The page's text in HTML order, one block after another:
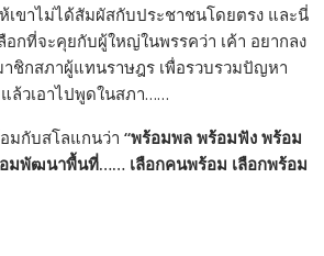
ห้เขาไม่ได้สัมผัสกับประชาชนโดยตรง และนี่
กที่จะคุยกับผู้ใหญ่ในพรรคว่า เค้า อยากลง
าชิกสภาผู้แทนราษฎร เพื่อรวบรวมปัญหา
ล้วเอาไปพูดในสภา……
มกับสโลแกนว่า“พร้อมพล พร้อมฟัง พร้อม
มพัฒนาพื้นที่…… เลือกคนพร้อม เลือกพร้อม